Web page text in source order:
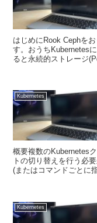
はじめにRook Cephを
す。おうちKubernetes
ると永続的ストレージ
Kubernetes
概要複数のKubernetes
トの切り替えを行う必
(またはコマンドごとに
Kubernetes